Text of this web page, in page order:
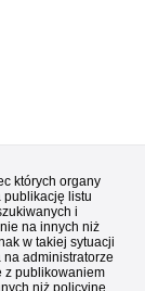
których organy
publikację listu
i
na innych niż
w takiej sytuacji
administratorze
z publikowaniem
niż policyjne